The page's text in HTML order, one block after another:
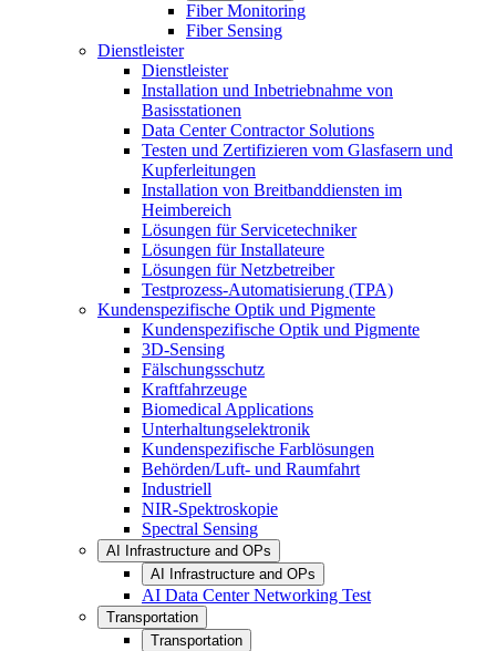
Fiber Monitoring
Fiber Sensing
Dienstleister
Dienstleister
Installation und Inbetriebnahme von
Basisstationen
Data Center Contractor Solutions
Testen und Zertifizieren vom Glasfasern und
Kupferleitungen
Installation von Breitbanddiensten im
Heimbereich
Lösungen für Servicetechniker
Lösungen für Installateure
Lösungen für Netzbetreiber
Testprozess-Automatisierung (TPA)
Kundenspezifische Optik und Pigmente
Kundenspezifische Optik und Pigmente
3D-Sensing
Fälschungsschutz
Kraftfahrzeuge
Biomedical Applications
Unterhaltungselektronik
Kundenspezifische Farblösungen
Behörden/Luft- und Raumfahrt
Industriell
NIR-Spektroskopie
Spectral Sensing
AI Infrastructure and OPs
AI Infrastructure and OPs
AI Data Center Networking Test
Transportation
Transportation